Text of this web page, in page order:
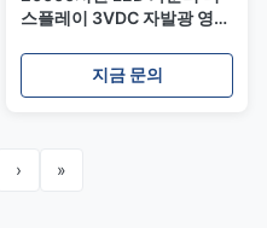
스플레이 3VDC 자발광 영숫
계 밝기 3216
지금 문의
› »